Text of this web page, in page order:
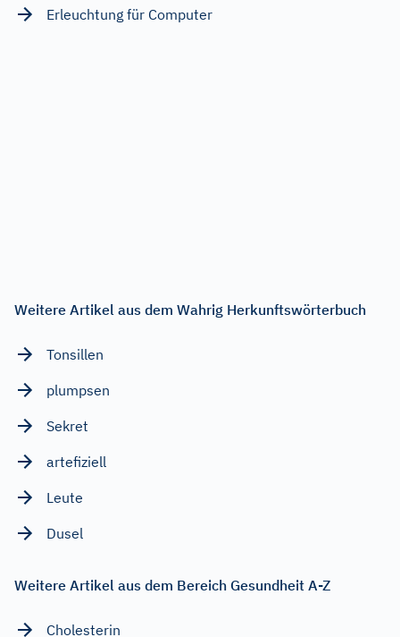
Erleuchtung für Computer
Weitere Artikel aus dem Wahrig Herkunftswörterbuch
Tonsillen
plumpsen
Sekret
artefiziell
Leute
Dusel
Weitere Artikel aus dem Bereich Gesundheit A-Z
Cholesterin